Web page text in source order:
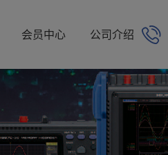
会员中心 公司介绍